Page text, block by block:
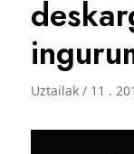
Uztailak / 11 .